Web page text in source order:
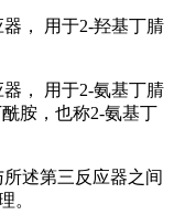
， 用于2-羟基丁腈
， 用于2-氨基丁腈
胺，也称2-氨基丁
述第三反应器之间
。